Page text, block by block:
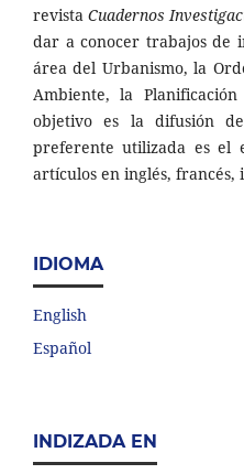
revista Cuadernos
dar a conocer trabajos de
área del Urbanismo, la
Ambiente, la
objetivo es la difusión
preferente utilizada es el
artículos en inglés, francés,
IDIOMA
English
Español
INDIZADA EN